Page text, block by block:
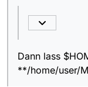
Dann lass
**/home/user/